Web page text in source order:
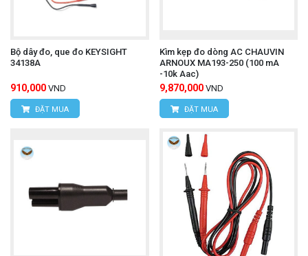
Bộ dây đo, que đo KEYSIGHT
34138A
910,000 VND
ĐẶT MUA
Kìm kẹp đo dòng AC CHAUVIN
ARNOUX MA193-250 (100 mA
-10k Aac)
9,870,000 VND
ĐẶT MUA